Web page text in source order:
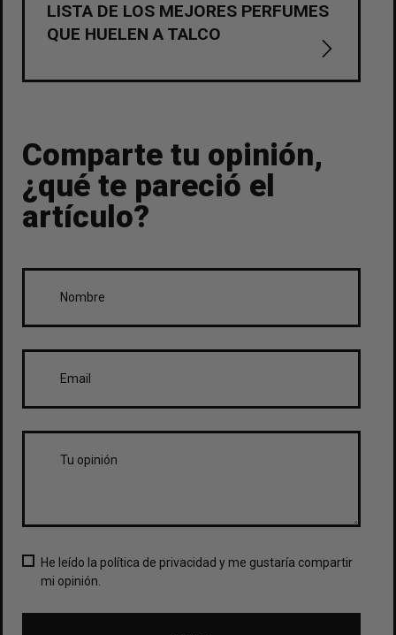
LISTA DE LOS MEJORES PERFUMES
QUE HUELEN A TALCO
Comparte tu opinión,
¿qué te pareció el
artículo?
He leído la política de privacidad y me gustaría compartir
mi opinión.